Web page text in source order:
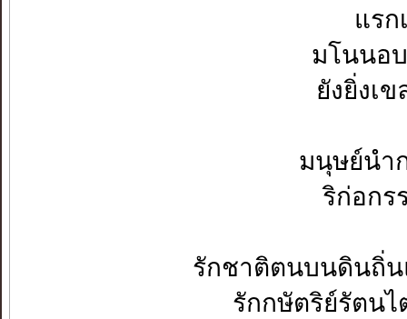
แรกเ
มโนนอบ
ยังยิ่งเข
มนุษย์นำกร
ริก่อกรร
รักชาติตนบนดินถิ่น
รักกษัตริย์รัตน